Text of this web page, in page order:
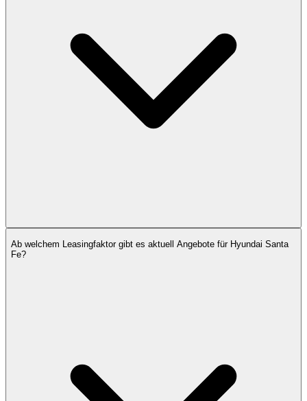
Ab welchem Leasingfaktor gibt es aktuell Angebote für Hyundai Santa
Fe?